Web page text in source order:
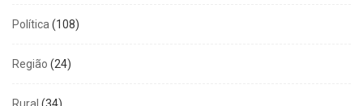
Política(108)
Região (24)